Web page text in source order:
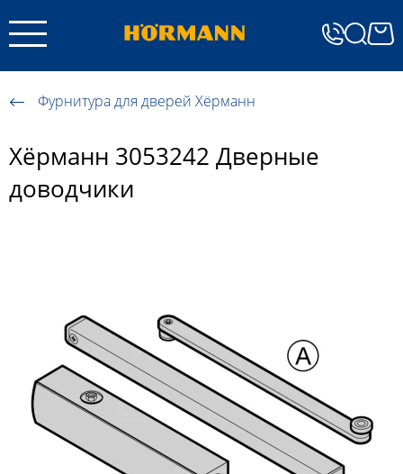
Фурнитура для дверей Хёрманн
Хёрманн 3053242 Дверные
доводчики